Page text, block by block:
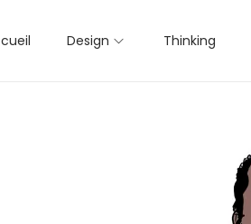
Design Thinking